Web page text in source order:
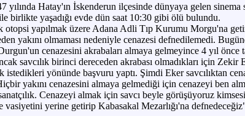
Hatay'ın İskenderun ilçesinde dünyaya gelen sinema
birlikte yaşadığı evde dün saat 10:30 gibi ölü bulundu.
yapılmak üzere Adana Adli Tıp Kurumu Morgu'na
yakını olmaması nedeniyle cenazesi defnedilemedi.
cenazesini akrabaları almaya gelmeyince 4 yıl önce
savcılık birinci dereceden akrabası olmadıkları için Zekir
istedikleri yönünde başvuru yaptı. Şimdi Eker savcılıktan
yakını cenazesini almaya gelmediği için cenazeyi ben
Cenazeyi almak için savcı beyle görüşüyoruz
yerine getirip Kabasakal Mezarlığı'na